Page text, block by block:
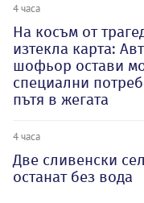
4 часа
На косъм от
изтекла карта:
шофьор остави
специални
пътя в жегата
4 часа
Две сливенски
останат без вода